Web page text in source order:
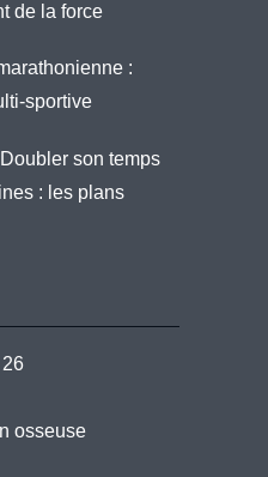
de la force
:
sportive
Doubler son temps
: les plans
osseuse